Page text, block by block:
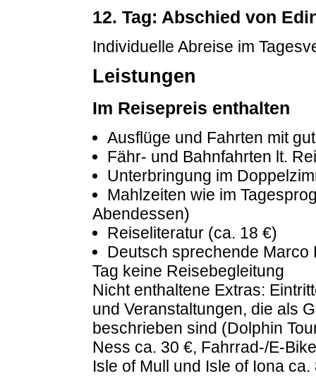
12. Tag: Abschied von
Individuelle Abreise im
Leistungen
Im Reisepreis enthalten
Ausflüge und Fahrten mit
Fähr- und Bahnfahrten lt.
Unterbringung im
Mahlzeiten wie im
Abendessen)
Reiseliteratur (ca. 18 €)
Deutsch sprechende Marco
Tag keine Reisebegleitung
Nicht enthaltene Extras:
und Veranstaltungen, die als
beschrieben sind (Dolphin
Ness ca. 30 €, Fahrrad-/E-
Isle of Mull und Isle of Iona